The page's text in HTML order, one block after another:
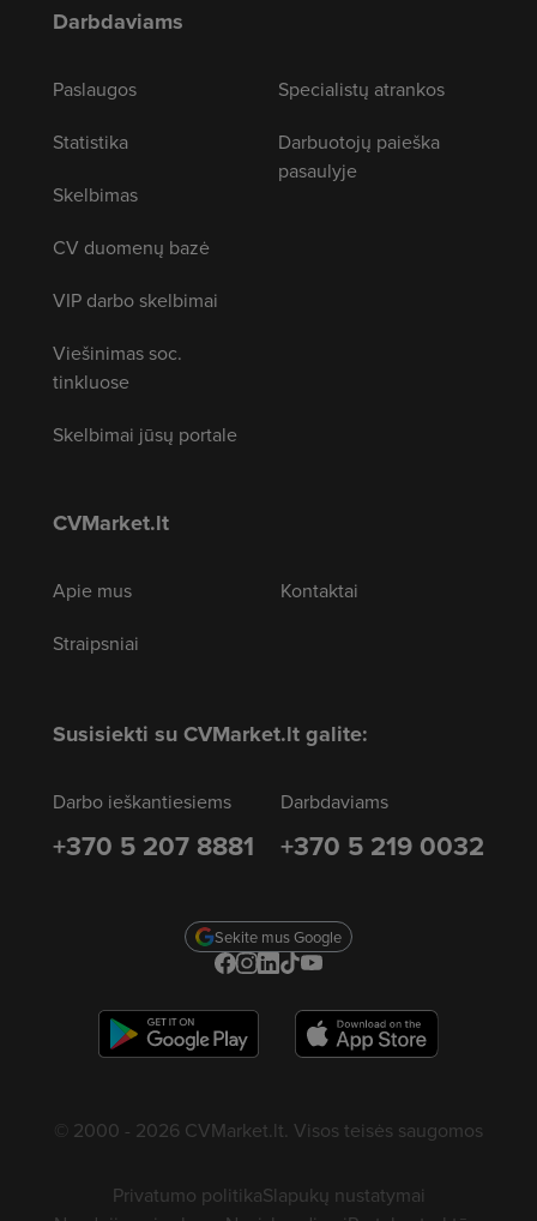
Darbdaviams
Paslaugos
Statistika
Skelbimas
CV duomenų bazė
VIP darbo skelbimai
Viešinimas soc.
tinkluose
Skelbimai jūsų portale
Specialistų atrankos
Darbuotojų paieška
pasaulyje
CVMarket.lt
Apie mus
Straipsniai
Kontaktai
Susisiekti su CVMarket.lt galite:
Darbo ieškantiesiems
+370 5 207 8881
Darbdaviams
+370 5 219 0032
Sekite mus Google
© 2000 - 2026 CVMarket.lt. Visos teisės saugomos
Privatumo politikaSlapukų nustatymai